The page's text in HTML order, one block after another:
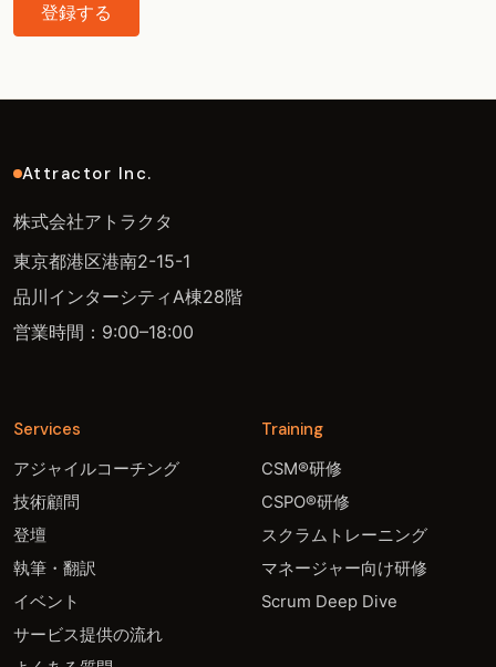
登録する
Attractor Inc.
株式会社アトラクタ
東京都港区港南2-15-1
品川インターシティA棟28階
営業時間：9:00–18:00
Services
アジャイルコーチング
技術顧問
登壇
執筆・翻訳
イベント
サービス提供の流れ
Training
CSM®研修
CSPO®研修
スクラムトレーニング
マネージャー向け研修
Scrum Deep Dive